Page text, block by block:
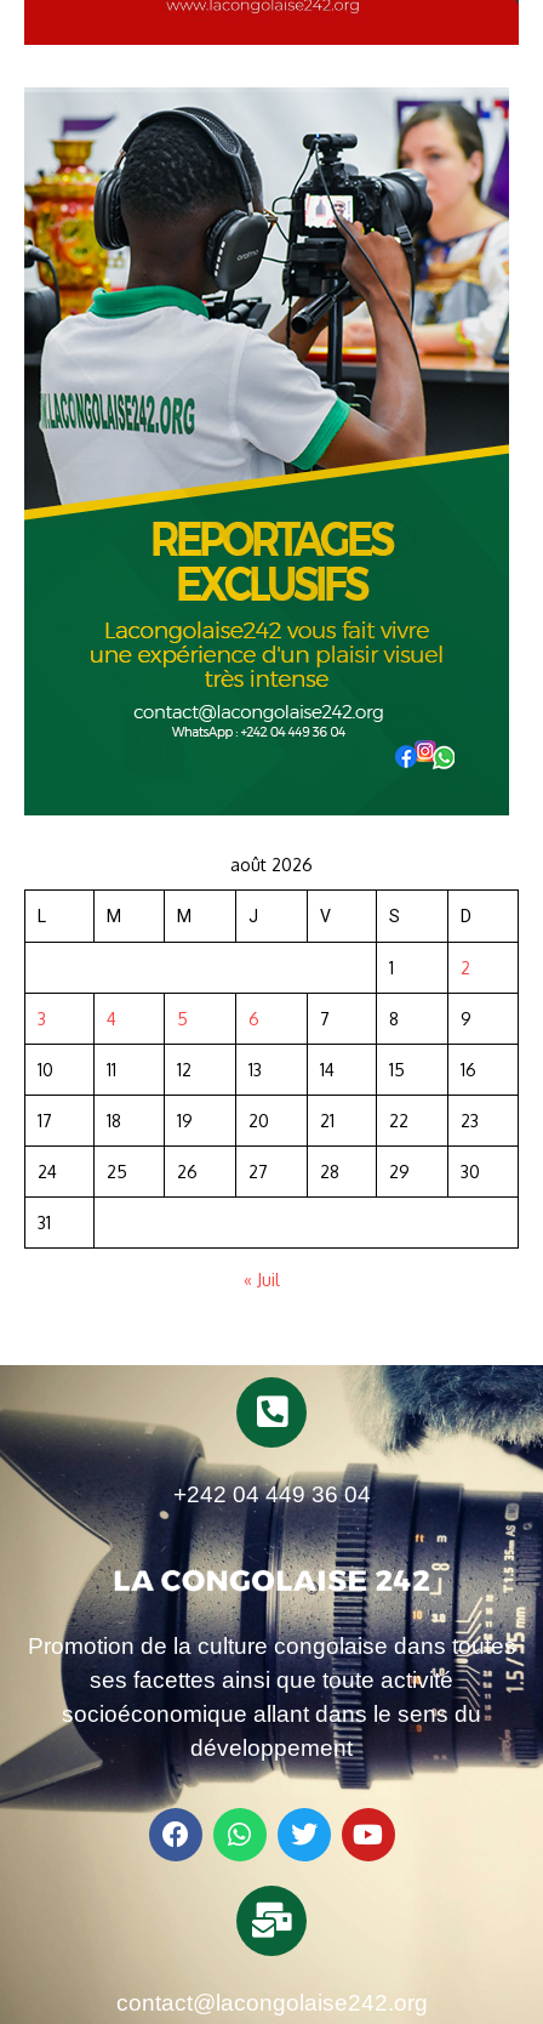
août 2026
L M M J V S D
1 2
3 4 5 6 7 8 9
10 11 12 13 14 15 16
17 18 19 20 21 22 23
24 25 26 27 28 29 30
31
« Juil
+242 04 449 36 04
Promotion de la culture congolaise dans toutes
ses facettes ainsi que toute activité
socioéconomique allant dans le sens du
développement
contact@lacongolaise242.org